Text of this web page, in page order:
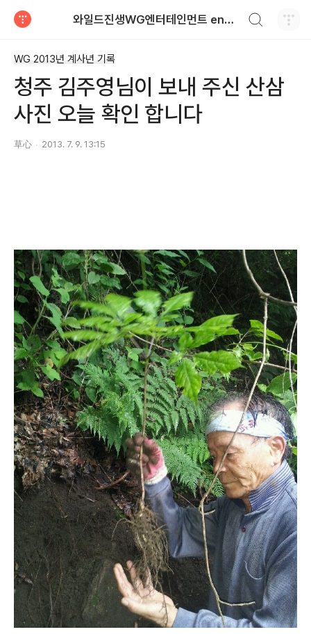
와일드진생WG엔터테인먼트 entertainment
WG 2013년 계사년 기록
청주 김주영님이 보내 주신 산삼
사진 오늘 확인 합니다
草心 2013. 7. 9. 13:15